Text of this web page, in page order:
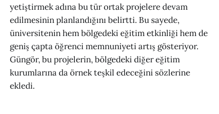
yetiştirmek adına bu tür ortak projelere devam
edilmesinin planlandığını belirtti. Bu sayede,
üniversitenin hem bölgedeki eğitim etkinliği hem de
geniş çapta öğrenci memnuniyeti artış gösteriyor.
Güngör, bu projelerin, bölgedeki diğer eğitim
kurumlarına da örnek teşkil edeceğini sözlerine
ekledi.